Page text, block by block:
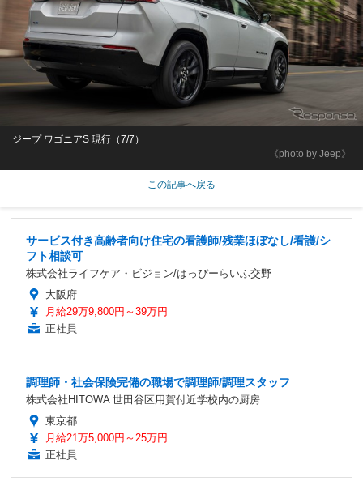
《photo by Jeep》
ジープ ワゴニアS 現行（7/7）
この記事へ戻る
サービス付き高齢者向け住宅の看護師/残業ほぼなし/看護/シ
フト相談可
株式会社ライフケア・ビジョン/はっぴーらいふ交野
大阪府
月給29万9,800円～39万円
正社員
調理師・社会保険完備の職場で調理師/調理スタッフ
株式会社HITOWA 世田谷区用賀付近学校内の厨房
東京都
月給21万5,000円～25万円
正社員